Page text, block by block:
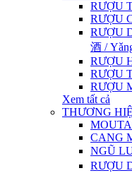
RƯỢU
RƯỢU
RƯỢU
酒 /
RƯỢU
RƯỢU
RƯỢU
Xem tất cả
THƯƠNG
CANG
NGŨ
RƯỢU